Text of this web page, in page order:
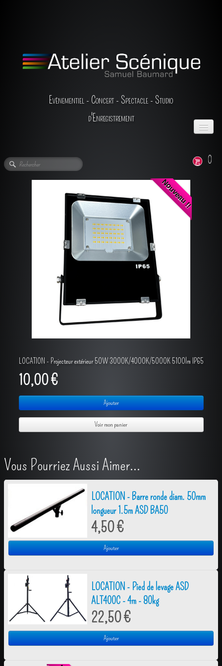
Evènementiel - Concert - Spectacle - Studio
d'Enregistrement
LES PRESTATIONS▼
L'ENREGISTREMENT
L'INSTALLATION / VENTE
0
Nouveau !!
LOCATION - Projecteur extérieur 50W 3000K/4000K/5000K 5100lm IP65
10,00 €
Ajouter
Voir mon panier
Vous Pourriez Aussi Aimer...
LOCATION - Barre ronde diam. 50mm
longueur 1.5m ASD BA50
4,50 €
Ajouter
LOCATION - Pied de levage ASD
ALT400C - 4m - 80kg
22,50 €
Ajouter